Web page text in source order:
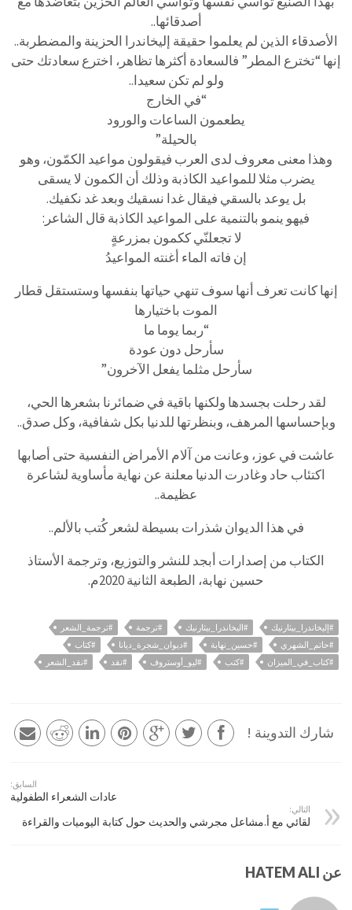
أصدقائها..
الأصدقاء الذين لم يعلموا حقيقة إليخاندرا الحزينة والمضطربة..
إنها “تخترع المطر” فالسعادة أكثرها تظاهر، اخترع سعادتك حتى
ولو لم تكن سعيدا..
“في الخارج
يطعمون الساعات والورود
بالحيلة”
وهذا معنى معروف لدى العرب فيقولون مواعيد الكمّون، وهو
يضرب مثلا للمواعيد الكاذبة وذلك أن الكمون لا يسقى
بل يوعد بالسقي فيقال غدا نسقيك وبعد غد نكفيك.
فيهو ينمو بالتنمية على المواعيد الكاذبة قال الشاعر:
لا تجعلنّي ككمون بمزرعةٍ
إن فاته الماء أغنته المواعيدُ
إنها كانت تعرف أنها سوف تنهي حياتها بنفسها وستستقل قطار
الموت باختيارها
“ربما يوما ما
سأرحل دون عودة
سأرحل مثلما يفعل الآخرون”
لقد رحلت بجسدها ولكنها باقية في ضمائرنا بشعرها الحي،
وبإحساسها المرهف، وبنظرتها للدنيا بكل شفافية، وكل صدق..
عاشت في عوز، وعانت من آلام الأمراض النفسية حتى أصابها
اكتئاب حاد وغادرت الدنيا معلنة عن نهاية مأساوية لشاعرة
عظيمة..
في هذا الديوان شذرات بسيطة لشعر كُتب بالألم..
الكتاب من إصدارات أبجد للنشر والتوزيع، وترجمة الأستاذ
حسين نهابة، الطبعة الثانية 2020م.
#إليخاندرا_بيثارنيك #اليخاندرا_بيثارنيك #ترجمة
#ترجمة_الشعر
#حاتم_الشهري
#حسين_نهابة #ديوان_شجرة_ديانا
#كتاب
#كتاب_في_الميزان
#كتب #ليو_أوستروف #نقد #نقد_الشعر
شارك التدوينة !
السابق:
عادات الشعراء الطفولية
التالي:
لقائي مع أ.مشاعل مجرشي والحديث حول كتابة اليوميات والقراءة
عن HATEM ALI